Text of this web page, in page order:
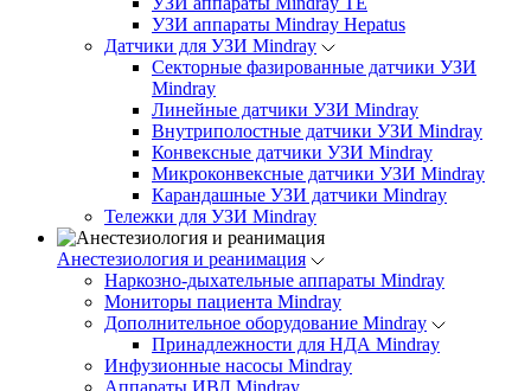
УЗИ аппараты Mindray Hepatus
Датчики для УЗИ Mindray
Секторные фазированные датчики УЗИ
Mindray
Линейные датчики УЗИ Mindray
Внутриполостные датчики УЗИ Mindray
Конвексные датчики УЗИ Mindray
Микроконвексные датчики УЗИ Mindray
Карандашные УЗИ датчики Mindray
Тележки для УЗИ Mindray
Анестезиология и реанимация
Наркозно-дыхательные аппараты Mindray
Мониторы пациента Mindray
Дополнительное оборудование Mindray
Принадлежности для НДА Mindray
Инфузионные насосы Mindray
Аппараты ИВЛ Mindray